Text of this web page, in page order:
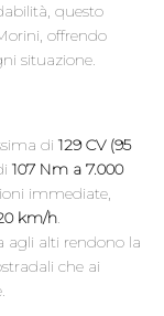
questo
offrendo
situazione.
di 129 CV (95
107 Nm a 7.000
immediate,
km/h.
agli alti rendono la
che ai